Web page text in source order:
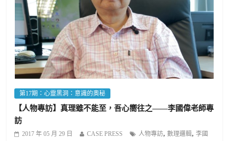
第17期：心靈黑洞：意識的奧秘
【人物專訪】真理雖不能至，吾心嚮往之——李國偉老師專
訪
2017 年 05 月 29 日 CASE PRESS 人物專訪,數理邏輯,李國